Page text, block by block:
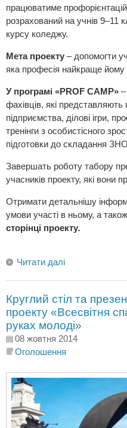
працюватиме
розрахований на учнів 9–11
курсу коледжу.
Мета проекту – допомогти
яка професія найкраще йому
У програмі «PROF CAMP» –
фахівців, які представляють
підприємства, ділові ігри,
тренінги з особистісного
підготовки до складання
Завершать роботу табору
учасників проекту, які вони
Отримати детальнішу
умови участі в ньому, а
сторінці проекту.
Читати далі
Круглий стіл та
проекту «Всесвітня
руках молоді»
08 жовтня 2014
Оголошення